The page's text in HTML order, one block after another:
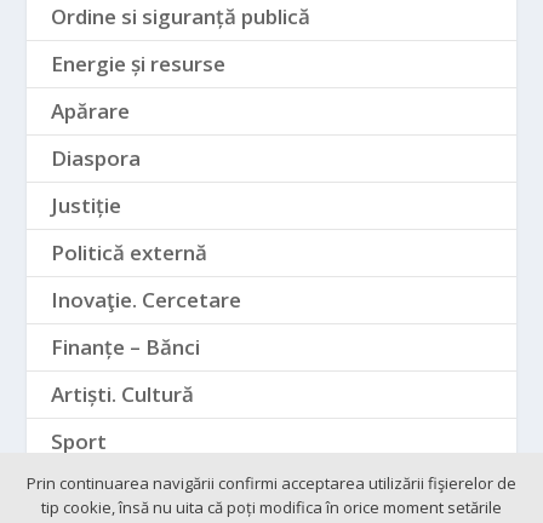
Ordine si siguranță publică
Energie și resurse
Apărare
Diaspora
Justiție
Politică externă
Inovaţie. Cercetare
Finanțe – Bănci
Artiști. Cultură
Sport
Prin continuarea navigării confirmi acceptarea utilizării fişierelor de
tip cookie, însă nu uita că poți modifica în orice moment setările